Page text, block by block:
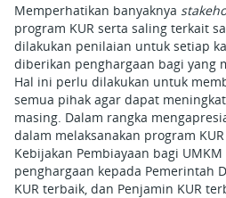
Memperhatikan banyaknya
program KUR serta saling terkait
dilakukan penilaian untuk setiap
diberikan penghargaan bagi yang
Hal ini perlu dilakukan untuk
semua pihak agar dapat
masing. Dalam rangka
dalam melaksanakan program
Kebijakan Pembiayaan bagi
penghargaan kepada Pemerintah
KUR terbaik, dan Penjamin KUR